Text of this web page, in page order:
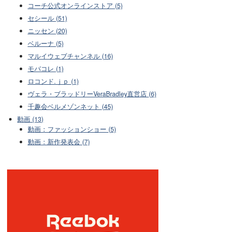
コーチ公式オンラインストア (5)
セシール (51)
ニッセン (20)
ベルーナ (5)
マルイウェブチャンネル (16)
モバコレ (1)
ロコンド.ｊｐ (1)
ヴェラ・ブラッドリーVeraBradley直営店 (6)
千趣会ベルメゾンネット (45)
動画 (13)
動画：ファッションショー (5)
動画：新作発表会 (7)